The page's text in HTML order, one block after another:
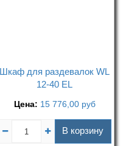
Шкаф для раздевалок WL
12-40 EL
Цена: 15 776,00 руб
В корзину